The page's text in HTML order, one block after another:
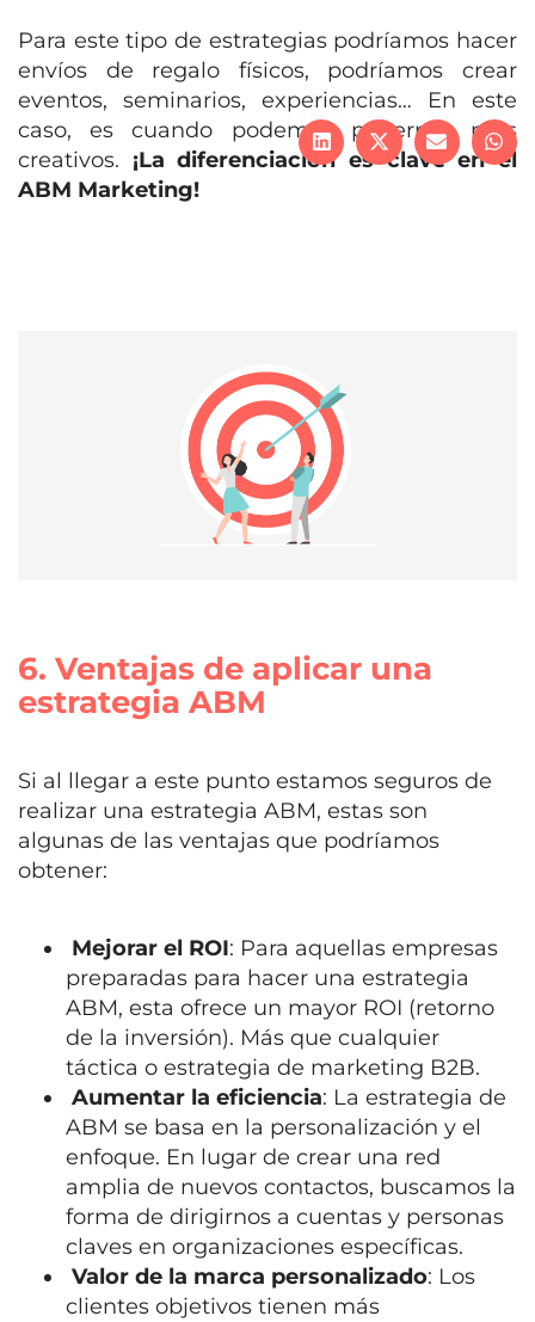
Para este tipo de estrategias podríamos hacer
envíos de regalo físicos, podríamos crear
eventos, seminarios, experiencias… En este
caso, es cuando podemos ponernos más
creativos. ¡La diferenciación es clave en el
ABM Marketing!
6. Ventajas de aplicar una
estrategia ABM
Si al llegar a este punto estamos seguros de
realizar una estrategia ABM, estas son
algunas de las ventajas que podríamos
obtener:
Mejorar el ROI: Para aquellas empresas
preparadas para hacer una estrategia
ABM, esta ofrece un mayor ROI (retorno
de la inversión). Más que cualquier
táctica o estrategia de marketing B2B.
Aumentar la eficiencia: La estrategia de
ABM se basa en la personalización y el
enfoque. En lugar de crear una red
amplia de nuevos contactos, buscamos la
forma de dirigirnos a cuentas y personas
claves en organizaciones específicas.
Valor de la marca personalizado: Los
clientes objetivos tienen más